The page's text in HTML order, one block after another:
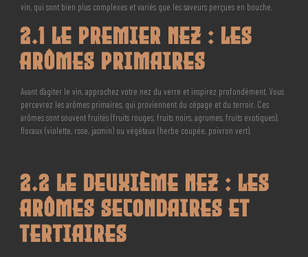
vin, qui sont bien plus complexes et variés que les saveurs perçues en bouche.
2.1 Le Premier Nez : Les
Arômes Primaires
Avant d’agiter le vin, approchez votre nez du verre et inspirez profondément. Vous
percevrez les arômes primaires, qui proviennent du cépage et du terroir. Ces
arômes sont souvent fruités (fruits rouges, fruits noirs, agrumes, fruits exotiques),
floraux (violette, rose, jasmin) ou végétaux (herbe coupée, poivron vert).
2.2 Le Deuxième Nez : Les
Arômes Secondaires et
Tertiaires